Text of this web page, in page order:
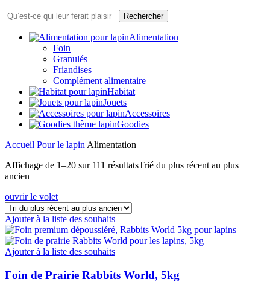
Rechercher
Alimentation
Foin
Granulés
Friandises
Complément alimentaire
Habitat
Jouets
Accessoires
Goodies
Accueil Pour le lapin Alimentation
Affichage de 1–20 sur 111 résultatsTrié du plus récent au plus
ancien
ouvrir le volet
Ajouter à la liste des souhaits
Ajouter à la liste des souhaits
Foin de Prairie Rabbits World, 5kg